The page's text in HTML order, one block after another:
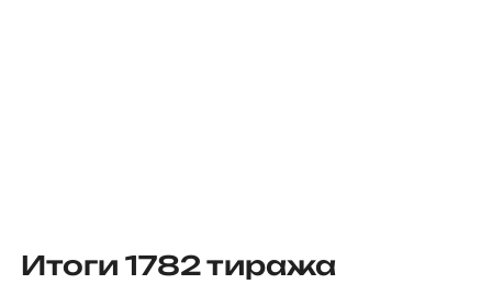
Итоги 1782 тиража